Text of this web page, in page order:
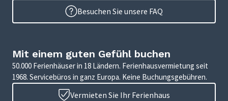
Besuchen Sie unsere FAQ
Mit einem guten Gefühl buchen
50.000 Ferienhäuser in 18 Ländern. Ferienhausvermietung seit
1968. Servicebüros in ganz Europa. Keine Buchungsgebühren.
Vermieten Sie Ihr Ferienhaus